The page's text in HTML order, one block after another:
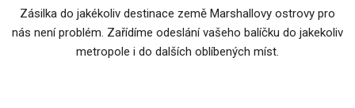
Zásilka do jakékoliv destinace země Marshallovy ostrovy pro
nás není problém. Zařídíme odeslání vašeho balíčku do jakekoliv
metropole i do dalších oblíbených míst.